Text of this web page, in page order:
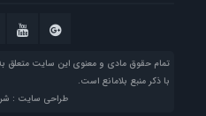
تمام حقوق مادی و معنوی این سایت متعلق
با ذکر منبع بلامانع است.
طراحی سایت :